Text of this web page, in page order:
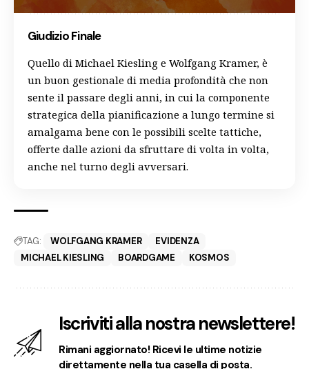
Giudizio Finale
Quello di Michael Kiesling e Wolfgang Kramer, è
un buon gestionale di media profondità che non
sente il passare degli anni, in cui la componente
strategica della pianificazione a lungo termine si
amalgama bene con le possibili scelte tattiche,
offerte dalle azioni da sfruttare di volta in volta,
anche nel turno degli avversari.
TAG: WOLFGANG KRAMER
EVIDENZA
MICHAEL KIESLING
BOARDGAME KOSMOS
Iscriviti alla nostra newslettere!
Rimani aggiornato! Ricevi le ultime notizie
direttamente nella tua casella di posta.